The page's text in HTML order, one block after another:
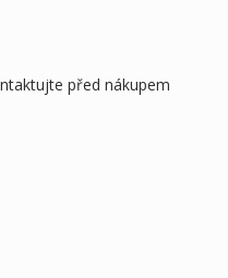
před nákupem